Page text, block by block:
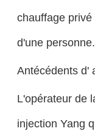
chauffage
d'une personne.
Antécédents d'
L'opérateur de
injection Yang